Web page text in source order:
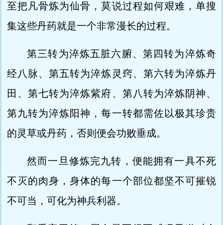
至把凡骨炼为仙骨，莫说过程如何艰难，单搜
集这些丹药就是一个非常漫长的过程。
第三转为淬炼五脏六腑、第四转为淬炼奇
经八脉、第五转为淬炼灵窍、第六转为淬炼丹
田、第七转为淬炼紫府、第八转为淬炼阴神、
第九转为淬炼阳神，每一转都需佐以极其珍贵
的灵草或丹药，否则便会功败垂成。
然而一旦修炼完九转，便能拥有一具不死
不灭的肉身，身体的每一个部位都坚不可摧锐
不可当，可化为神兵利器。